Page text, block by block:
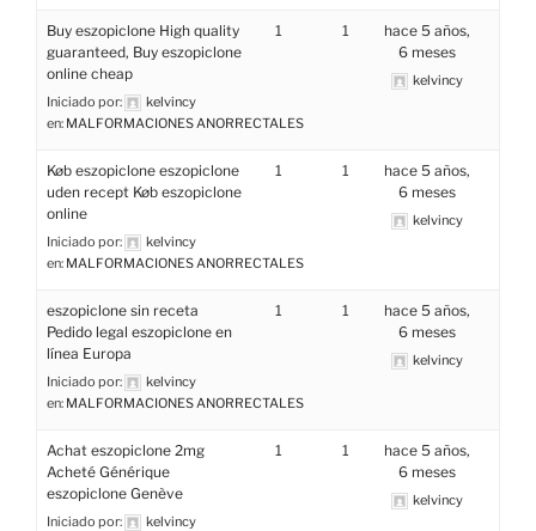
Buy eszopiclone High quality
guaranteed, Buy eszopiclone
online cheap
Iniciado por:
kelvincy
en: MALFORMACIONES ANORRECTALES
1 1
hace 5 años,
6 meses
kelvincy
Køb eszopiclone eszopiclone
uden recept Køb eszopiclone
online
Iniciado por:
kelvincy
en: MALFORMACIONES ANORRECTALES
1 1
hace 5 años,
6 meses
kelvincy
eszopiclone sin receta
Pedido legal eszopiclone en
línea Europa
Iniciado por:
kelvincy
en: MALFORMACIONES ANORRECTALES
1 1
hace 5 años,
6 meses
kelvincy
Achat eszopiclone 2mg
Acheté Générique
eszopiclone Genève
Iniciado por:
kelvincy
1 1
hace 5 años,
6 meses
kelvincy